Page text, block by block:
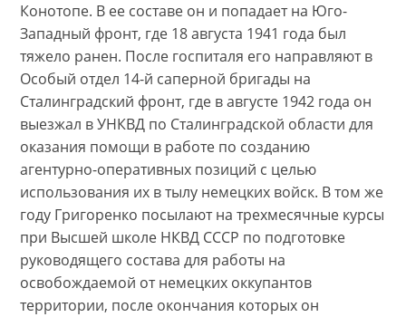
Конотопе. В ее составе он и попадает на Юго-
Западный фронт, где 18 августа 1941 года был
тяжело ранен. После госпиталя его направляют в
Особый отдел 14-й саперной бригады на
Сталинградский фронт, где в августе 1942 года он
выезжал в УНКВД по Сталинградской области для
оказания помощи в работе по созданию
агентурно-оперативных позиций с целью
использования их в тылу немецких войск. В том же
году Григоренко посылают на трехмесячные курсы
при Высшей школе НКВД СССР по подготовке
руководящего состава для работы на
освобождаемой от немецких оккупантов
территории, после окончания которых он